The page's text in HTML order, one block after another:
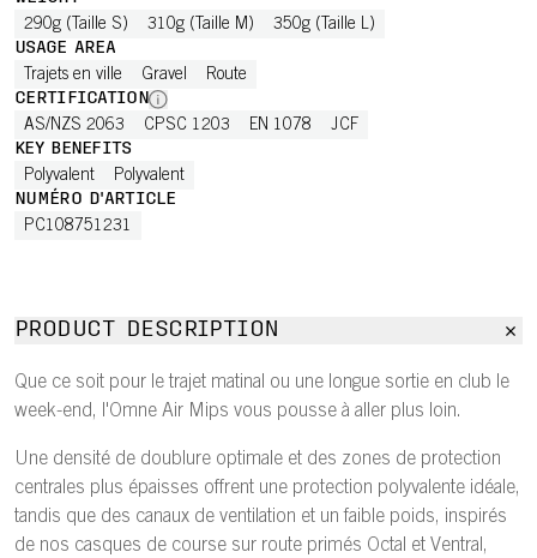
290g (Taille S) 310g (Taille M) 350g (Taille L)
USAGE AREA
Trajets en ville Gravel Route
CERTIFICATION
AS/NZS 2063 CPSC 1203 EN 1078 JCF
KEY BENEFITS
Polyvalent Polyvalent
NUMÉRO D'ARTICLE
PC108751231
PRODUCT DESCRIPTION
Que ce soit pour le trajet matinal ou une longue sortie en club le
week-end, l'Omne Air Mips vous pousse à aller plus loin.
Une densité de doublure optimale et des zones de protection
centrales plus épaisses offrent une protection polyvalente idéale,
tandis que des canaux de ventilation et un faible poids, inspirés
de nos casques de course sur route primés Octal et Ventral,